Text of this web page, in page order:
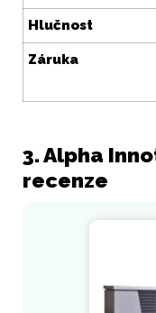
Hlučnost
Záruka
3. Alpha
recenze